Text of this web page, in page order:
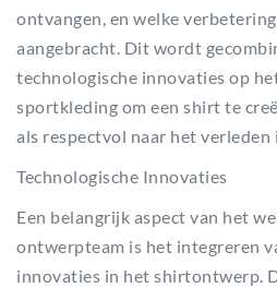
ontvangen, en welke
aangebracht. Dit wordt
technologische innovaties op
sportkleding om een shirt te
als respectvol naar het verleden
Technologische Innovaties
Een belangrijk aspect van het
ontwerpteam is het integreren
innovaties in het shirtontwerp.